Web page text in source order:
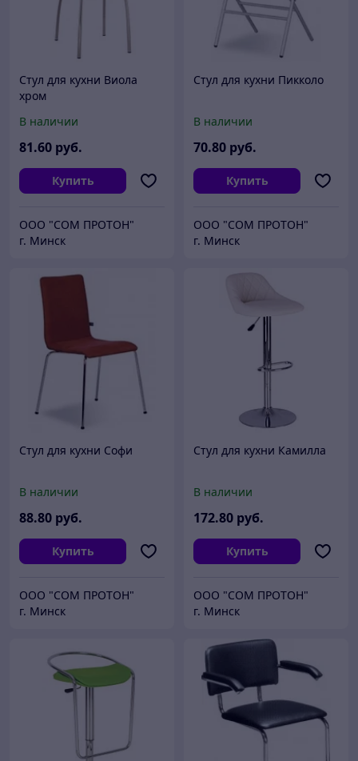
Стул для кухни Виола
хром
В наличии
81.60 руб.
Купить
ООО "СОМ ПРОТОН"
г. Минск
Стул для кухни Пикколо
В наличии
70.80 руб.
Купить
ООО "СОМ ПРОТОН"
г. Минск
Стул для кухни Софи
В наличии
88.80 руб.
Купить
ООО "СОМ ПРОТОН"
г. Минск
Стул для кухни Камилла
В наличии
172.80 руб.
Купить
ООО "СОМ ПРОТОН"
г. Минск